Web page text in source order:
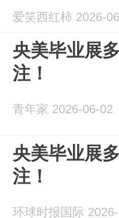
爱笑西红柿 2026-
央美毕业展
注！
青年家 2026-06-02
央美毕业展
注！
环球时报国际